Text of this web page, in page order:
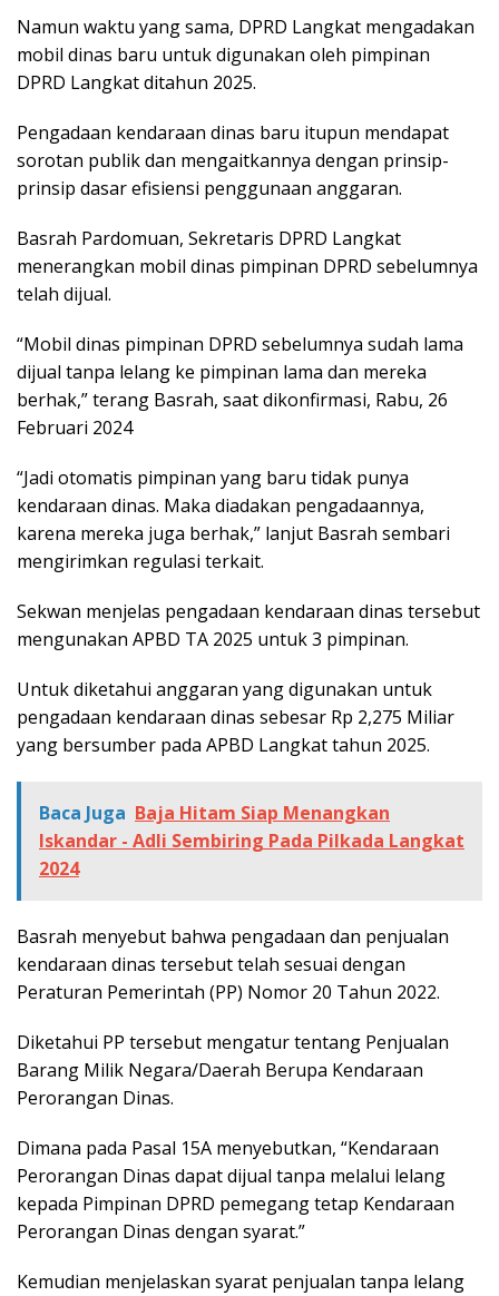
Namun waktu yang sama, DPRD Langkat mengadakan
mobil dinas baru untuk digunakan oleh pimpinan
DPRD Langkat ditahun 2025.
Pengadaan kendaraan dinas baru itupun mendapat
sorotan publik dan mengaitkannya dengan prinsip-
prinsip dasar efisiensi penggunaan anggaran.
Basrah Pardomuan, Sekretaris DPRD Langkat
menerangkan mobil dinas pimpinan DPRD sebelumnya
telah dijual.
“Mobil dinas pimpinan DPRD sebelumnya sudah lama
dijual tanpa lelang ke pimpinan lama dan mereka
berhak,” terang Basrah, saat dikonfirmasi, Rabu, 26
Februari 2024
“Jadi otomatis pimpinan yang baru tidak punya
kendaraan dinas. Maka diadakan pengadaannya,
karena mereka juga berhak,” lanjut Basrah sembari
mengirimkan regulasi terkait.
Sekwan menjelas pengadaan kendaraan dinas tersebut
mengunakan APBD TA 2025 untuk 3 pimpinan.
Untuk diketahui anggaran yang digunakan untuk
pengadaan kendaraan dinas sebesar Rp 2,275 Miliar
yang bersumber pada APBD Langkat tahun 2025.
Baca Juga Baja Hitam Siap Menangkan
Iskandar - Adli Sembiring Pada Pilkada Langkat
2024
Basrah menyebut bahwa pengadaan dan penjualan
kendaraan dinas tersebut telah sesuai dengan
Peraturan Pemerintah (PP) Nomor 20 Tahun 2022.
Diketahui PP tersebut mengatur tentang Penjualan
Barang Milik Negara/Daerah Berupa Kendaraan
Perorangan Dinas.
Dimana pada Pasal 15A menyebutkan, “Kendaraan
Perorangan Dinas dapat dijual tanpa melalui lelang
kepada Pimpinan DPRD pemegang tetap Kendaraan
Perorangan Dinas dengan syarat.”
Kemudian menjelaskan syarat penjualan tanpa lelang